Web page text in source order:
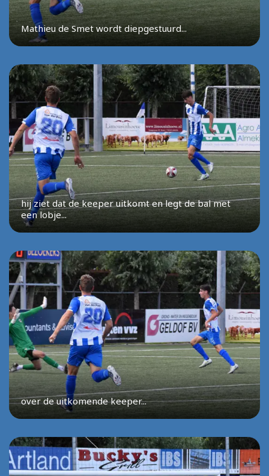
Mathieu de Smet wordt diepgestuurd...
hij ziet dat de keeper uitkomt en legt de bal met
een lobje...
over de uitkomende keeper...